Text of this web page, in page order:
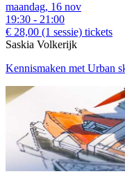
maandag, 16 nov
19:30 - 21:00
€ 28,00 (1 sessie) tickets
Saskia Volkerijk
Kennismaken met Urban